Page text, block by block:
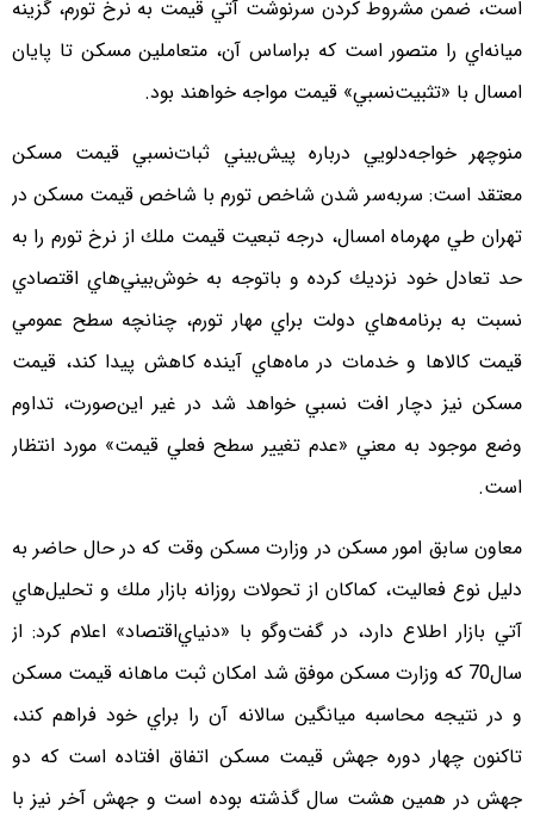
است، ضمن مشروط كردن سرنوشت آتي قيمت به نرخ تورم، گزينه
ميانه‌اي را متصور است كه براساس آن، متعاملين مسكن تا پايان
امسال با «تثبيت‌نسبي» قيمت مواجه خواهند بود.
منوچهر خواجه‌دلويي درباره پيش‌بيني ثبات‌نسبي قيمت مسكن
معتقد است: سربه‌سر شدن شاخص تورم با شاخص قيمت مسكن در
تهران طي مهرماه امسال، درجه تبعيت قيمت ملك از نرخ تورم را به
حد تعادل خود نزديك كرده و باتوجه به خوش‌بيني‌‌هاي اقتصادي
نسبت به برنامه‌هاي دولت براي مهار تورم، چنانچه سطح عمومي
قيمت كالاها و خدمات در ماه‌هاي آينده كاهش پيدا كند، قيمت
مسكن نيز دچار افت نسبي خواهد شد در غير اين‌صورت، تداوم
وضع موجود به معني «عدم تغيير سطح فعلي قيمت» مورد انتظار
است.
معاون سابق امور مسكن در وزارت مسكن وقت كه در حال حاضر به
دليل نوع فعاليت، كماكان از تحولات روزانه بازار ملك و تحليل‌هاي
آتي بازار اطلاع دارد، در گفت‌وگو با «دنياي‌اقتصاد» اعلام كرد: از
سال70 كه وزارت مسكن موفق شد امكان ثبت ماهانه قيمت مسكن
و در نتيجه محاسبه ميانگين سالانه آن را براي خود فراهم كند،
تاكنون چهار دوره جهش قيمت مسكن اتفاق افتاده است كه دو
جهش در همين هشت سال گذشته بوده است و جهش آخر نيز با